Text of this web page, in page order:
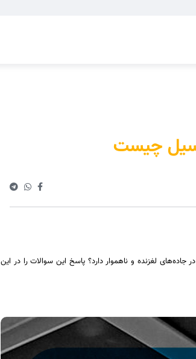
چیست
لغزنده و ناهموار دارد؟ پاسخ این سوالات را در این